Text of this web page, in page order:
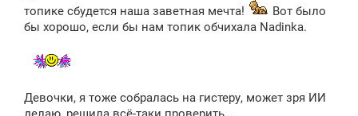
н
и
топике сбудется наша заветная мечта!
Вот было
бы хорошо, если бы нам топик обчихала Nadinka.
Девочки, я тоже собралась на гистеру, может зря ИИ